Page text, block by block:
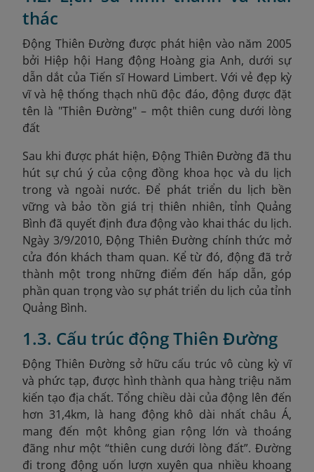
thác
Động Thiên Đường được phát hiện vào năm 2005
bởi Hiệp hội Hang động Hoàng gia Anh, dưới sự
dẫn dắt của Tiến sĩ Howard Limbert. Với vẻ đẹp kỳ
vĩ và hệ thống thạch nhũ độc đáo, động được đặt
tên là "Thiên Đường" – một thiên cung dưới lòng
đất
Sau khi được phát hiện, Động Thiên Đường đã thu
hút sự chú ý của cộng đồng khoa học và du lịch
trong và ngoài nước. Để phát triển du lịch bền
vững và bảo tồn giá trị thiên nhiên, tỉnh Quảng
Bình đã quyết định đưa động vào khai thác du lịch.
Ngày 3/9/2010, Động Thiên Đường chính thức mở
cửa đón khách tham quan. Kể từ đó, động đã trở
thành một trong những điểm đến hấp dẫn, góp
phần quan trọng vào sự phát triển du lịch của tỉnh
Quảng Bình.
1.3. Cấu trúc động Thiên Đường
Động Thiên Đường sở hữu cấu trúc vô cùng kỳ vĩ
và phức tạp, được hình thành qua hàng triệu năm
kiến tạo địa chất. Tổng chiều dài của động lên đến
hơn 31,4km, là hang động khô dài nhất châu Á,
mang đến một không gian rộng lớn và thoáng
đãng như một “thiên cung dưới lòng đất”. Đường
đi trong động uốn lượn xuyên qua nhiều khoang